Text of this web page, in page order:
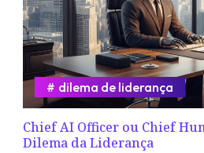
Chief AI Officer ou Chief
Dilema da Liderança
dilema de liderança